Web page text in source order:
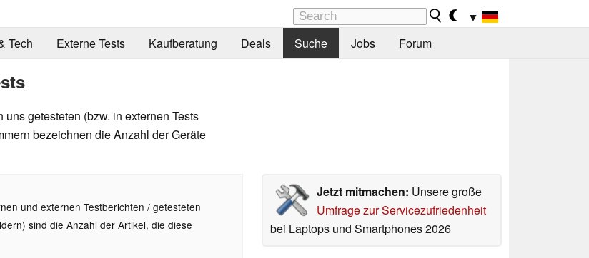
▼
Tech Externe Tests Kaufberatung Deals Suche Jobs Forum
getesteten (bzw. in externen Tests
bezeichnen die Anzahl der Geräte
Jetzt mitmachen: Unsere große
Umfrage zur Servicezufriedenheit
bei Laptops und Smartphones 2026
und externen Testberichten / getesteten
sind die Anzahl der Artikel, die diese